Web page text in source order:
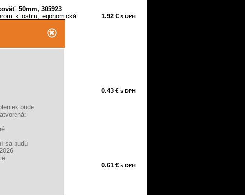
bude
sa budú
50mm, 305923
k ostriu, egonomická
1.92 € s DPH
700501
0.43 € s DPH
700502
0.61 € s DPH